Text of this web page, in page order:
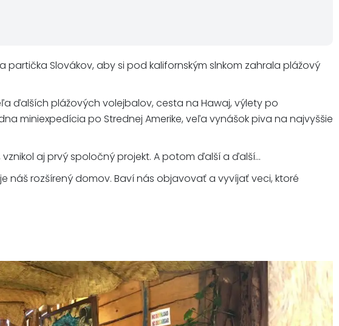
Slovákov, aby si pod kalifornským slnkom zahrala plážový
ďalších plážových volejbalov, cesta na Hawaj, výlety po
miniexpedícia po Strednej Amerike, veľa vynášok piva na najvyššie
aj prvý spoločný projekt. A potom ďalší a ďalší...
náš rozšírený domov. Baví nás objavovať a vyvíjať veci, ktoré